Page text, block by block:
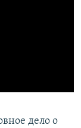
дело о